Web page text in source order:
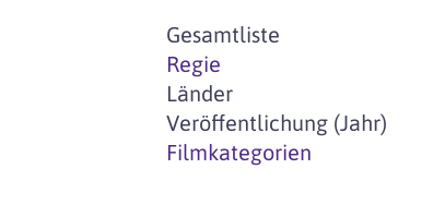
Gesamtliste
Regie
Länder
Veröffentlichung (Jahr)
Filmkategorien